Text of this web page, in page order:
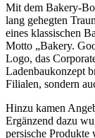
Mit dem Bakery-
lang gehegten
eines klassischen
Motto „Bakery.
Logo, das
Ladenbaukonzept
Filialen, sondern
Hinzu kamen
Ergänzend dazu
persische